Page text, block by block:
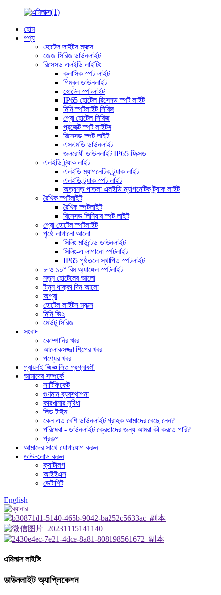
হোম
পণ্য
হোটেল লাইটস ম্যাক্স
জেজ সিরিজ ডাউনলাইট
রিসেসড এলইডি লাইটিং
ক্লাসিক স্পট লাইট
গিম্বল ডাউনলাইট
হোটেল স্পটলাইট
IP65 হোটেল রিসেসড স্পট লাইট
মিনি স্পটলাইট সিরিজ
প্রো হোটেল সিরিজ
প্রজেক্ট স্পট লাইটস
রিসেসড স্পট লাইট
এসএমডি ডাউনলাইট
জলরোধী ডাউনলাইট IP65 ফিক্সড
এলইডি ট্র্যাক লাইট
এলইডি ম্যাগনেটিক ট্র্যাক লাইট
এলইডি ট্র্যাক স্পট লাইট
অত্যন্ত পাতলা এলইডি ম্যাগনেটিক ট্র্যাক লাইট
রৈখিক স্পটলাইট
রৈখিক স্পটলাইট
রিসেসড লিনিয়ার স্পট লাইট
প্রো হোটেল স্পটলাইট
পৃষ্ঠে লাগানো আলো
সিলিং মাউন্টেড ডাউনলাইট
সিলিং-এ লাগানো স্পটলাইট
IP65 পৃষ্ঠতলে স্থাপিত স্পটলাইট
৮ ও ১০° বিম অ্যাঙ্গেল স্পটলাইট
নতুন হোটেলের আলো
টানুন ধাক্কা দিন আলো
অপ্রা
হোটেল লাইটস ম্যাক্স
মিনি ভি২
মেউটু সিরিজ
সংবাদ
কোম্পানির খবর
আলোকসজ্জা শিল্পের খবর
পণ্যের খবর
প্রায়শই জিজ্ঞাসিত প্রশ্নাবলী
আমাদের সম্পর্কে
সার্টিফিকেট
গুণমান ব্যবস্থাপনা
কারখানার সুবিধা
লিড টাইম
কেন এত বেশি ডাউনলাইট গ্রাহক আমাদের বেছে নেন?
পরিষেবা - ডাউনলাইট ক্রেতাদের জন্য আমরা কী করতে পারি?
প্রকল্প
আমাদের সাথে যোগাযোগ করুন
ডাউনলোড করুন
ক্যাটালগ
আইইএস
ডেটাশিট
English
এমিলাক্স লাইটিং
ডাউনলাইট অ্যাপ্লিকেশন